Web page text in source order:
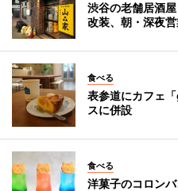
渋谷の老舗居酒
改装、朝・深夜
食べる
表参道にカフェ
スに併設
食べる
洋菓子のコロン